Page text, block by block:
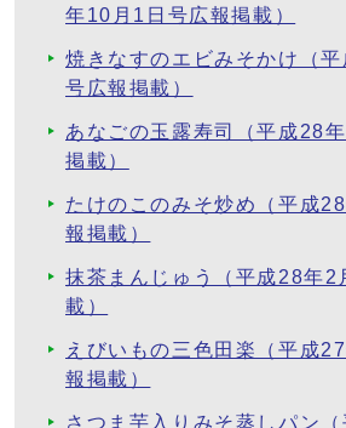
年10月1日号広報掲載）
焼きなすのエビみそかけ（
号広報掲載）
あなごの玉露寿司（平成28
掲載）
たけのこのみそ炒め（平成
報掲載）
抹茶まんじゅう（平成28年2
載）
えびいもの三色田楽（平成
報掲載）
さつま芋入りみそ蒸しパン